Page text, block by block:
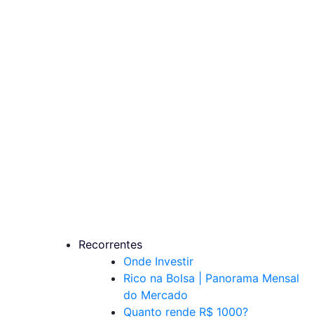
Recorrentes
Onde Investir
Rico na Bolsa | Panorama Mensal
do Mercado
Quanto rende R$ 1000?